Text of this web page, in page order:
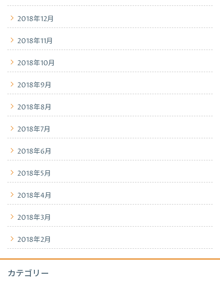
2018年12月
2018年11月
2018年10月
2018年9月
2018年8月
2018年7月
2018年6月
2018年5月
2018年4月
2018年3月
2018年2月
カテゴリー